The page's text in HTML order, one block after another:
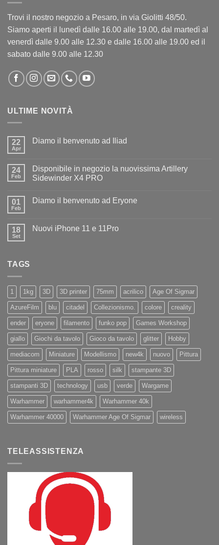
Trovi il nostro negozio a Pesaro, in via Giolitti 48/50.
Siamo aperti il lunedì dalle 16.00 alle 19.00, dal martedì al
venerdì dalle 9.00 alle 12.30 e dalle 16.00 alle 19.00 ed il
sabato dalle 9.00 alle 12.30
ULTIME NOVITÀ
22
Apr
Diamo il benvenuto ad Iliad
Diamo
il
benvenuto
24
Feb
Disponibile in negozio la nuovissima Artillery
Sidewinder X4 PRO
su
la
nuovissima
01
Feb
Diamo il benvenuto ad Eryone
Diamo
18
Set
Nuovi iPhone 11 e 11Pro
TAGS
1 1kg 3D 3D printer 75mm acrilico Age Of Sigmar
AzureFilm blu citadel Collezionismo. colore creality
ender eryone filamento funko pop Games Workshop
giallo Giochi da tavolo Gioco da tavolo glitter Hobby
mediacom Miniature Modellismo new4k nuovo Pittura
Pittura miniature PLA rosso silk stampante 3D
stampanti 3D technology usb verde Wargame
Warhammer warhammer4k Warhammer 40k
Warhammer 40000 Warhammer Age Of Sigmar wireless
TELEASSISTENZA